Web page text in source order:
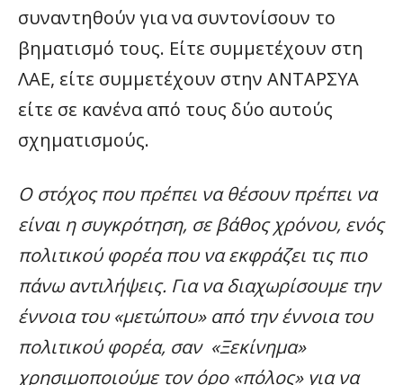
συναντηθούν για να συντονίσουν το
βηματισμό τους. Είτε συμμετέχουν στη
ΛΑΕ, είτε συμμετέχουν στην ΑΝΤΑΡΣΥΑ
είτε σε κανένα από τους δύο αυτούς
σχηματισμούς.
Ο στόχος που πρέπει να θέσουν πρέπει να
είναι η συγκρότηση, σε βάθος χρόνου, ενός
πολιτικού φορέα που να εκφράζει τις πιο
πάνω αντιλήψεις. Για να διαχωρίσουμε την
έννοια του «μετώπου» από την έννοια του
πολιτικού φορέα, σαν «Ξεκίνημα»
χρησιμοποιούμε τον όρο «πόλος» για να